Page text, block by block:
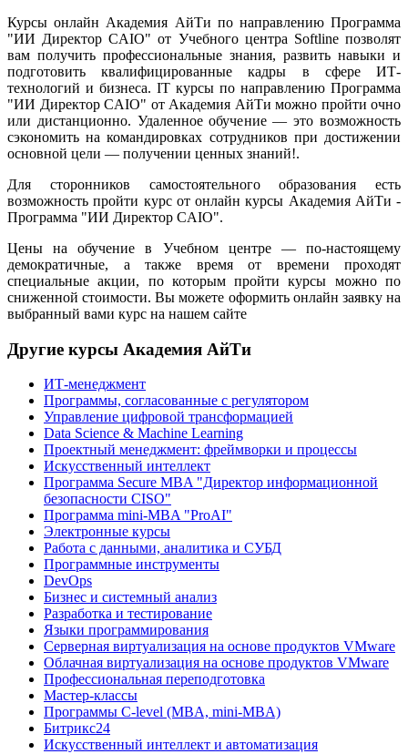
Курсы онлайн Академия АйТи по направлению Программа
"ИИ Директор CAIO" от Учебного центра Softline позволят
вам получить профессиональные знания, развить навыки и
подготовить квалифицированные кадры в сфере ИТ-
технологий и бизнеса. IT курсы по направлению Программа
"ИИ Директор CAIO" от Академия АйТи можно пройти очно
или дистанционно. Удаленное обучение — это возможность
сэкономить на командировках сотрудников при достижении
основной цели — получении ценных знаний!.
Для сторонников самостоятельного образования есть
возможность пройти курс от онлайн курсы Академия АйТи -
Программа "ИИ Директор CAIO".
Цены на обучение в Учебном центре — по-настоящему
демократичные, а также время от времени проходят
специальные акции, по которым пройти курсы можно по
сниженной стоимости. Вы можете оформить онлайн заявку на
выбранный вами курс на нашем сайте
Другие курсы Академия АйТи
ИТ-менеджмент
Программы, согласованные с регулятором
Управление цифровой трансформацией
Data Science & Machine Learning
Проектный менеджмент: фреймворки и процессы
Искусственный интеллект
Программа Secure MBA "Директор информационной
безопасности CISO"
Программа mini-MBA "ProAI"
Электронные курсы
Работа с данными, аналитика и СУБД
Программные инструменты
DevOps
Бизнес и системный анализ
Разработка и тестирование
Языки программирования
Серверная виртуализация на основе продуктов VMware
Облачная виртуализация на основе продуктов VMware
Профессиональная переподготовка
Мастер-классы
Программы C-level (MBA, mini-MBA)
Битрикс24
Искусственный интеллект и автоматизация